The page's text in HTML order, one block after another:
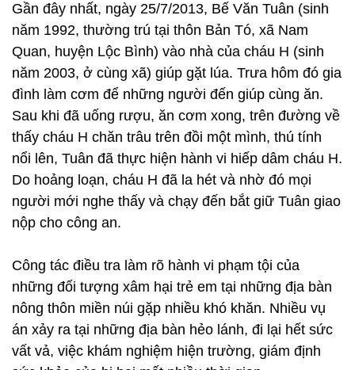
Gần đây nhất, ngày 25/7/2013, Bế Văn Tuân (sinh
năm 1992, thường trú tại thôn Bản Tó, xã Nam
Quan, huyện Lộc Bình) vào nhà của cháu H (sinh
năm 2003, ở cùng xã) giúp gặt lúa. Trưa hôm đó gia
đình làm cơm để những người đến giúp cùng ăn.
Sau khi đã uống rượu, ăn cơm xong, trên đường về
thấy cháu H chăn trâu trên đồi một mình, thú tính
nổi lên, Tuân đã thực hiện hành vi hiếp dâm cháu H.
Do hoảng loạn, cháu H đã la hét và nhờ đó mọi
người mới nghe thấy và chạy đến bắt giữ Tuân giao
nộp cho công an.
Công tác điều tra làm rõ hành vi phạm tội của
những đối tượng xâm hại trẻ em tại những địa bàn
nông thôn miền núi gặp nhiều khó khăn. Nhiều vụ
án xảy ra tại những địa bàn hẻo lánh, đi lại hết sức
vất vả, việc khám nghiệm hiện trường, giám định